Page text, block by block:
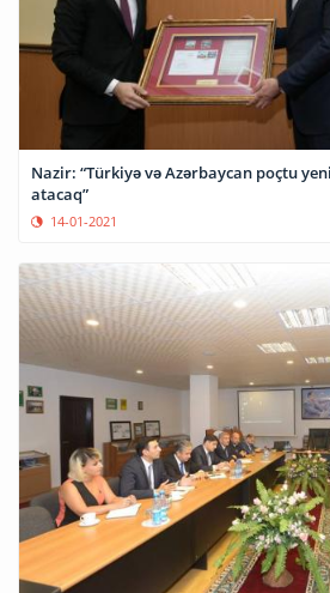
Nazir: “Türkiyə və Azərbaycan poçtu
atacaq”
14-01-2021